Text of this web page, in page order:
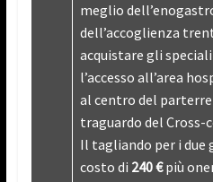
meglio
dell’accoglienza
acquistare gli
l’accesso all’area
al centro del
traguardo del Cross-
Il tagliando per i due
costo di 240 €più